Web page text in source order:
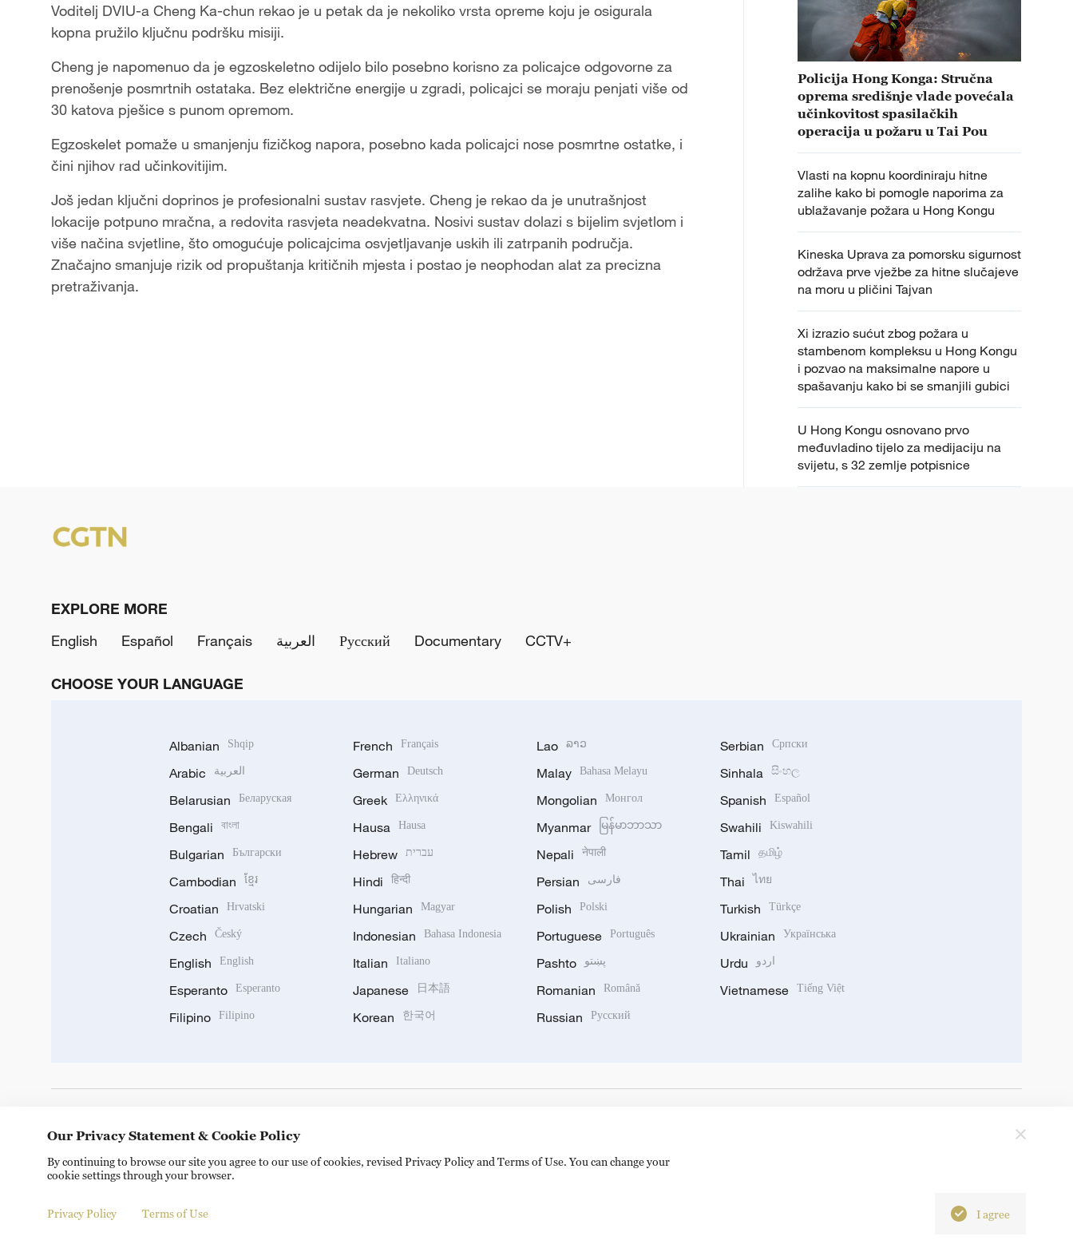
Voditelj DVIU-a Cheng Ka-chun rekao je u petak da je nekoliko vrsta opreme koju je osigurala
kopna pružilo ključnu podršku misiji.
Cheng je napomenuo da je egzoskeletno odijelo bilo posebno korisno za policajce odgovorne za
prenošenje posmrtnih ostataka. Bez električne energije u zgradi, policajci se moraju penjati više od
30 katova pješice s punom opremom.
Egzoskelet pomaže u smanjenju fizičkog napora, posebno kada policajci nose posmrtne ostatke, i
čini njihov rad učinkovitijim.
Još jedan ključni doprinos je profesionalni sustav rasvjete. Cheng je rekao da je unutrašnjost
lokacije potpuno mračna, a redovita rasvjeta neadekvatna. Nosivi sustav dolazi s bijelim svjetlom i
više načina svjetline, što omogućuje policajcima osvjetljavanje uskih ili zatrpanih područja.
Značajno smanjuje rizik od propuštanja kritičnih mjesta i postao je neophodan alat za precizna
pretraživanja.
Policija Hong Konga: Stručna
oprema središnje vlade povećala
učinkovitost spasilačkih
operacija u požaru u Tai Pou
Vlasti na kopnu koordiniraju hitne
zalihe kako bi pomogle naporima za
ublažavanje požara u Hong Kongu
Kineska Uprava za pomorsku sigurnost
održava prve vježbe za hitne slučajeve
na moru u pličini Tajvan
Xi izrazio sućut zbog požara u
stambenom kompleksu u Hong Kongu
i pozvao na maksimalne napore u
spašavanju kako bi se smanjili gubici
U Hong Kongu osnovano prvo
međuvladino tijelo za medijaciju na
svijetu, s 32 zemlje potpisnice
EXPLORE MORE
English
Español Français العربية Русский Documentary CCTV+
CHOOSE YOUR LANGUAGE
Albanian Shqip
Arabic العربية
Belarusian Беларуская
Bengali বাংলা
Bulgarian Български
Cambodian ខ្មែរ
Croatian Hrvatski
Czech Český
English English
Esperanto Esperanto
Filipino Filipino
French Français
German Deutsch
Greek Ελληνικά
Hausa Hausa
Hebrew עברית
Hindi हिन्दी
Hungarian Magyar
Indonesian Bahasa Indonesia
Italian Italiano
Japanese 日本語
Korean 한국어
Lao ລາວ
Malay Bahasa Melayu
Mongolian Монгол
Myanmar မြန်မာဘာသာ
Nepali नेपाली
Persian فارسی
Polish Polski
Portuguese Português
Pashto پښتو
Romanian Română
Russian Русский
Serbian Српски
Sinhala සිංහල
Spanish Español
Swahili Kiswahili
Tamil தமிழ்
Thai ไทย
Turkish Türkçe
Ukrainian Українська
Urdu اردو
Vietnamese Tiếng Việt
Copyright © 2024 CGTN. 京ICP备20000184号
Our Privacy Statement & Cookie Policy
By continuing to browse our site you agree to our use of cookies, revised Privacy Policy and Terms of Use. You can change your
cookie settings through your browser.
Privacy Policy Terms of Use I agree